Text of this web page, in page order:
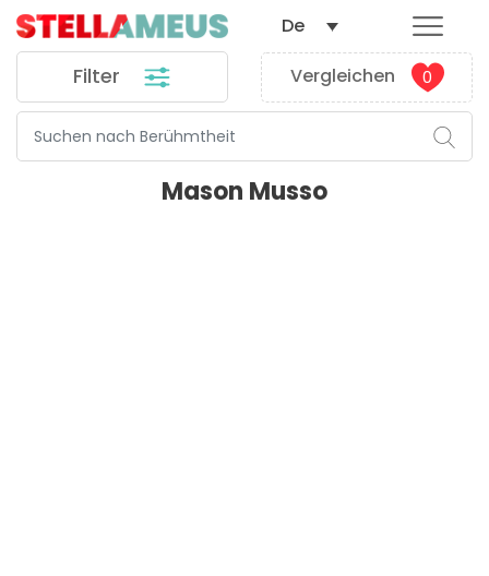
Filter Vergleichen 0
De
Mason Musso